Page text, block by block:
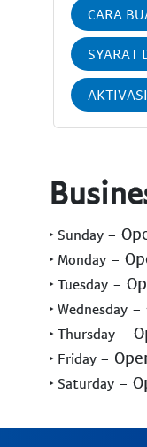
CARA
SYARAT
‣ Sunday -
‣ Monday -
‣ Tuesday -
‣ Wednesday -
‣ Thursday -
‣ Friday -
‣ Saturday -